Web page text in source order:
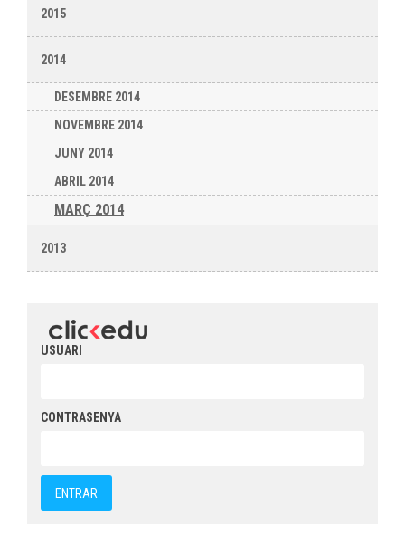
2015
2014
DESEMBRE 2014
NOVEMBRE 2014
JUNY 2014
ABRIL 2014
MARÇ 2014
2013
USUARI
CONTRASENYA